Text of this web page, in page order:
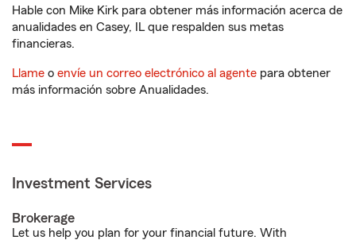
Hable con Mike Kirk para obtener más información acerca de
anualidades en Casey, IL que respalden sus metas
financieras.
Llame o envíe un correo electrónico al agente para obtener
más información sobre Anualidades.
Investment Services
Brokerage
Let us help you plan for your financial future. With